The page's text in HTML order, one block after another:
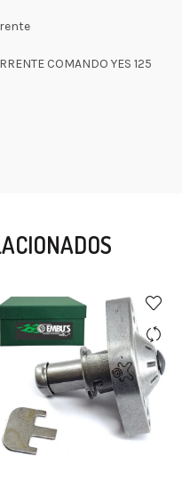
COMANDO YES 125